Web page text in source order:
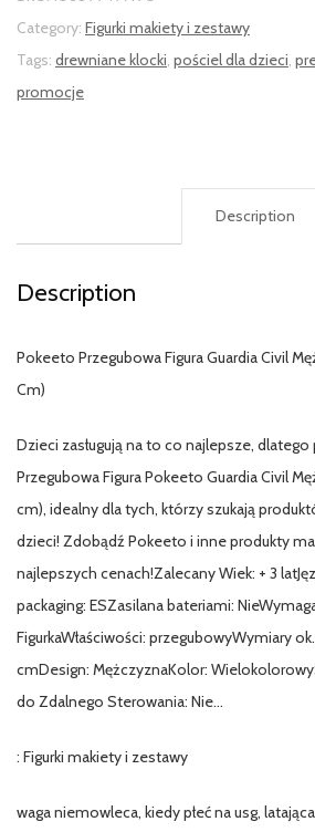
Category: Figurki makiety i zestawy
Tags: drewniane klocki, pościel dla dzieci,
promocje
Description
Description
Pokeeto Przegubowa Figura Guardia Civil
Cm)
Dzieci zasługują na to co najlepsze,
Przegubowa Figura Pokeeto Guardia Civil
cm), idealny dla tych, którzy szukają
dzieci! Zdobądź Pokeeto i inne produkty
najlepszych cenach!Zalecany Wiek: + 3
packaging: ESZasilana bateriami:
FigurkaWłaściwości: przegubowyWymiary
cmDesign: MężczyznaKolor:
do Zdalnego Sterowania: Nie…
: Figurki makiety i zestawy
waga niemowleca, kiedy płeć na usg,